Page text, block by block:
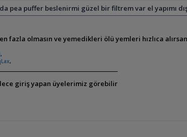
pea puffer beslenirmi güzel bir filtrem var el yapımı
fazla olmasın ve yemedikleri ölü yemleri hızlıca
,
,
giriş yapan üyelerimiz görebilir